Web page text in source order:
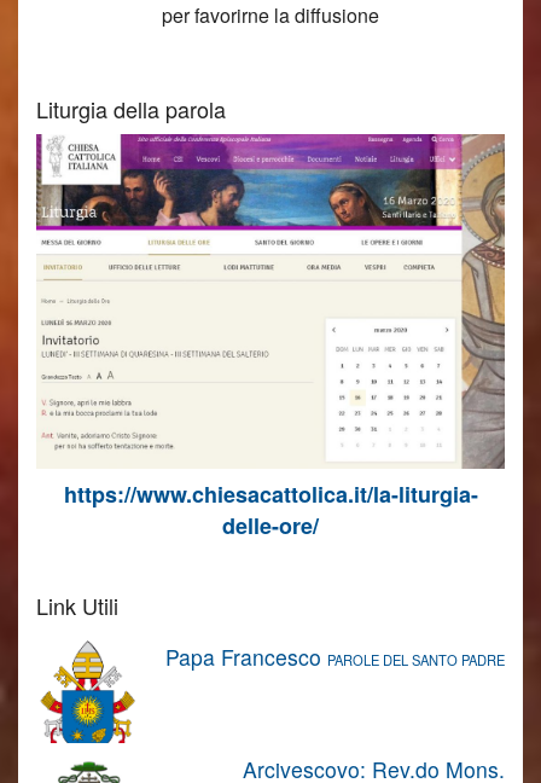
per favorirne la diffusione
Liturgia della parola
https://www.chiesacattolica.it/la-liturgia-
delle-ore/
Link Utili
Papa Francesco PAROLE DEL SANTO PADRE
Arcivescovo: Rev.do Mons.